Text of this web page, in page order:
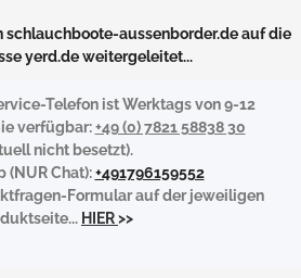
schlauchboote-aussenborder.de auf die
yerd.de weitergeleitet...
Telefon ist Werktags von 9-12
verfügbar:+49 (0) 7821 58838 30
nicht besetzt).
(NUR Chat):+491796159552
Formular auf der jeweiligen
HIER>>